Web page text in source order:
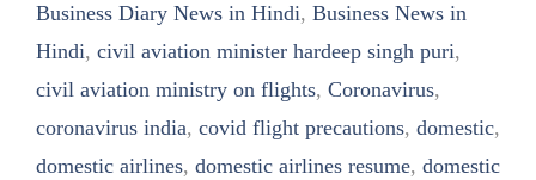
Business Diary News in Hindi, Business News in
Hindi, civil aviation minister hardeep singh puri,
civil aviation ministry on flights, Coronavirus,
coronavirus india, covid flight precautions, domestic,
domestic airlines, domestic airlines resume, domestic